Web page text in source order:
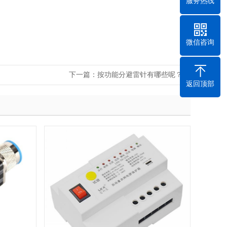
下一篇： 按功能分避雷针有哪些呢？
微信咨询
返回顶部